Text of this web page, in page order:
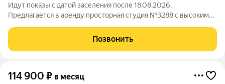
Идут показы с датой заселения после 18.08.2026.
Предлагается в аренду просторная студия №3288 с высокими
этаже нового арендного дома Матч Поинт. Окна апартаментов
выходят на волейбольную арену.
Позвонить
114 900 ₽ в месяц